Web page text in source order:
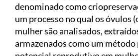
denominado como
um processo no qual os óvulos
mulher são analisados,
armazenados como um